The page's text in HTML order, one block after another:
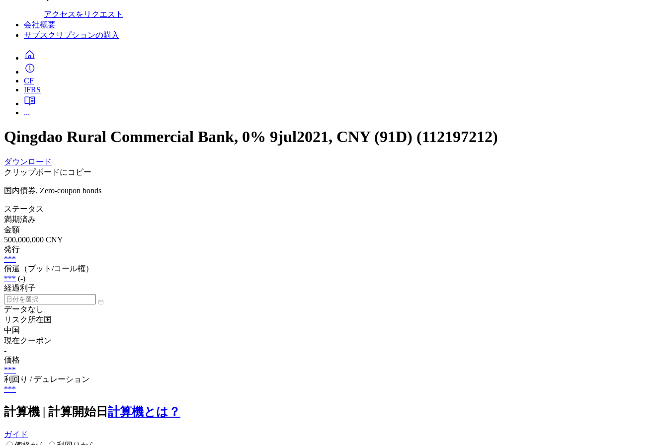
アクセスをリクエスト
会社概要
サブスクリプションの購入
CF
IFRS
...
Qingdao Rural Commercial Bank, 0% 9jul2021, CNY (91D) (112197212)
ダウンロード
クリップボードにコピー
国内債券, Zero-coupon bonds
ステータス
満期済み
金額
500,000,000 CNY
発行
***
償還（プット/コール権）
*** (-)
経過利子
データなし
リスク所在国
中国
現在クーポン
-
価格
***
利回り / デュレーション
***
計算機 | 計算開始日 計算機とは？
ガイド